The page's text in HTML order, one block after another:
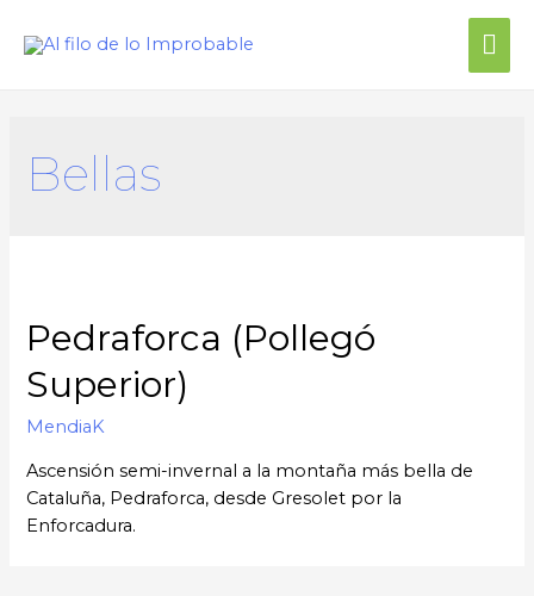
Bellas
Pedraforca (Pollegó
Superior)
MendiaK
Ascensión semi-invernal a la montaña más bella de
Cataluña, Pedraforca, desde Gresolet por la
Enforcadura.